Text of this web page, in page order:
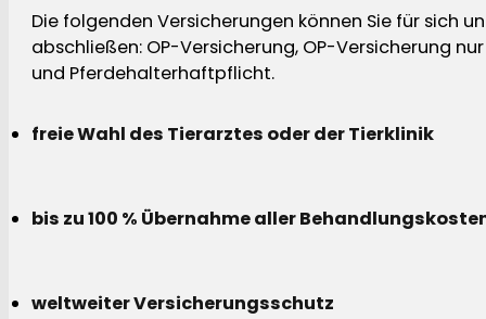
Die folgenden Versicherungen können Sie für sich
abschließen: OP-Versicherung, OP-Versicherung
und Pferdehalterhaftpflicht.
freie Wahl des Tierarztes oder der Tierklinik
bis zu 100 % Übernahme aller
weltweiter Versicherungsschutz